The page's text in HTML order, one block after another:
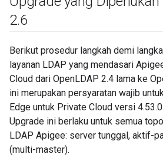
2.6
Berikut prosedur langkah demi
layanan LDAP yang mendasari
Cloud dari OpenLDAP 2.4 lama ke
ini merupakan persyaratan wajib
Edge untuk Private Cloud versi
Upgrade ini berlaku untuk semua
LDAP Apigee: server tunggal, aktif-
(multi-master).